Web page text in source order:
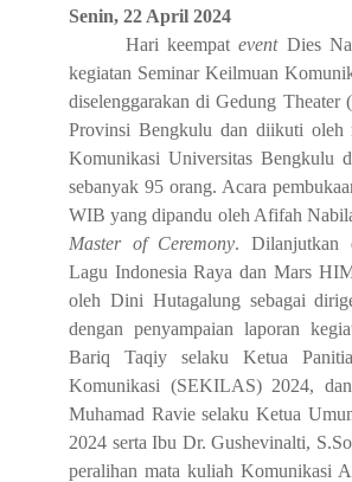
Senin, 22 April 2024
Hari keempatevent Dies
kegiatan Seminar Keilmuan
diselenggarakan di Gedung Theater
Provinsi Bengkulu dan diikuti oleh
Komunikasi Universitas Bengkulu
sebanyak 95 orang. Acara
WIB yang dipandu oleh Afifah
Master of Ceremony. Dilanjutkan
Lagu Indonesia Raya dan Mars
oleh Dini Hutagalung sebagai
dengan penyampaian laporan
Bariq Taqiy selaku Ketua
Komunikasi (SEKILAS) 2024,
Muhamad Ravie selaku Ketua
2024 serta Ibu Dr. Gushevinalti,
peralihan mata kuliah Komunikasi